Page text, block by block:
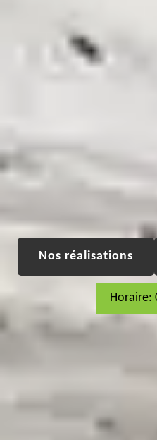
Nos réalisations
Horaire: